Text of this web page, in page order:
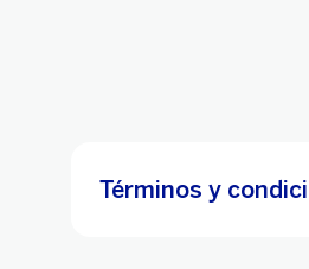
Términos y